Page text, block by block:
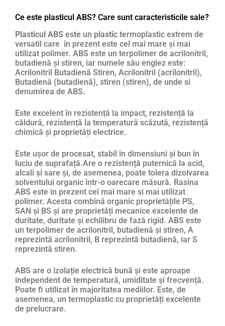
Ce este plasticul ABS? Care sunt caracteristicile sale?
Plasticul ABS este un plastic termoplastic extrem de
versatil care în prezent este cel mai mare și mai
utilizat polimer. ABS este un terpolimer de acrilonitril,
butadienă și stiren, iar numele său englez este:
Acrilonitril Butadienă Stiren, Acrilonitril (acrilonitril),
Butadienă (butadienă), stiren (stiren), de unde si
denumirea de ABS.
Este excelent în rezistență la impact, rezistență la
căldură, rezistență la temperatură scăzută, rezistență
chimică și proprietăți electrice.
Este ușor de procesat, stabil în dimensiuni și bun în
luciu de suprafață.Are o rezistență puternică la acid,
alcali și sare și, de asemenea, poate tolera dizolvarea
solventului organic într-o oarecare măsură. Rasina
ABS este in prezent cel mai mare si mai utilizat
polimer. Acesta combină organic proprietățile PS,
SAN și BS și are proprietăți mecanice excelente de
duritate, duritate și echilibru de fază rigid. ABS este
un terpolimer de acrilonitril, butadienă și stiren, A
reprezintă acrilonitril, B reprezintă butadienă, iar S
reprezintă stiren.
ABS are o izolație electrică bună și este aproape
independent de temperatură, umiditate și frecvență.
Poate fi utilizat în majoritatea mediilor. Este, de
asemenea, un termoplastic cu proprietăți excelente
de prelucrare.